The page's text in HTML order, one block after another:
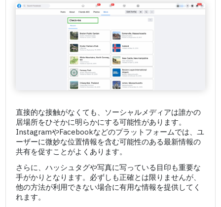
直接的な接触がなくても、ソーシャルメディアは誰かの
居場所をひそかに明らかにする可能性があります。
InstagramやFacebookなどのプラットフォームでは、ユ
ーザーに微妙な位置情報を含む可能性のある最新情報の
共有を促すことがよくあります。
さらに、ハッシュタグや写真に写っている目印も重要な
手がかりとなります。必ずしも正確とは限りませんが、
他の方法が利用できない場合に有用な情報を提供してく
れます。